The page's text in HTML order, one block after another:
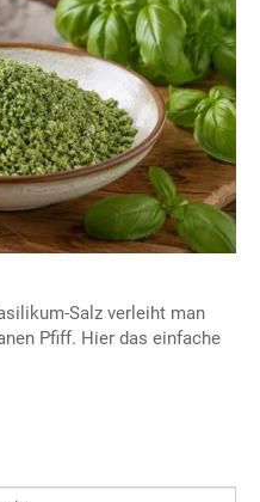
Salz verleiht man
Pfiff. Hier das einfache